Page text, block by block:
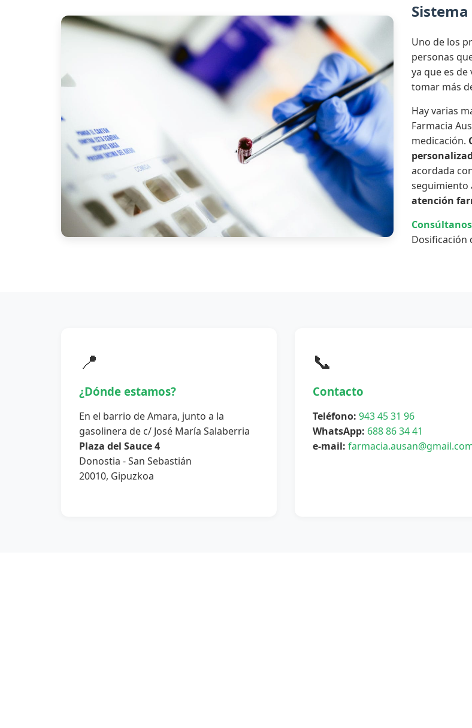
Uno de los
personas
ya que es
tomar más
Hay varias
Farmacia
medicación.
acordada
seguimiento
atención
Consúltanos
Dosificación
📍
¿Dónde estamos?
En el barrio de Amara, junto a la
gasolinera de c/ José María Salaberria
Plaza del Sauce 4
Donostia - San Sebastián
20010, Gipuzkoa
📞
Contacto
Teléfono: 943 45 31 96
WhatsApp: 688 86 34 41
e-mail: